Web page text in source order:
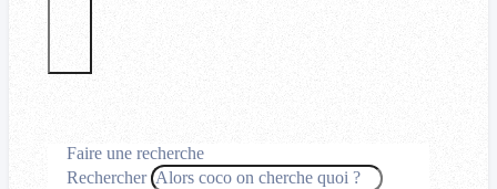
Faire une recherche
Rechercher